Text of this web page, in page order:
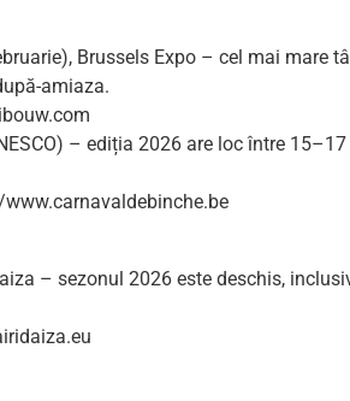
Brussels Expo – cel mai mare
amiaza.
– ediția 2026 are loc între
– sezonul 2026 este deschis,